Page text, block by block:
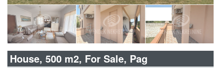
House, 500 m2, For Sale, Pag